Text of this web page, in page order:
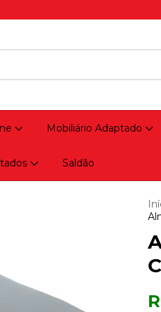
Mobiliário Adaptado
Saldão